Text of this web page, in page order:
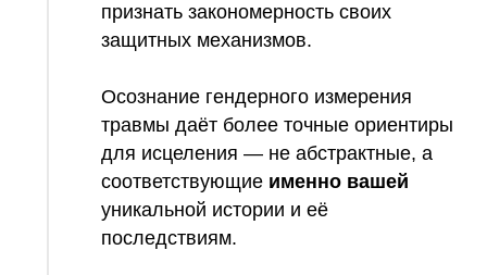
признать закономерность своих
защитных механизмов.
Осознание гендерного измерения
травмы даёт более точные ориентиры
для исцеления — не абстрактные, а
соответствующие именно вашей
уникальной истории и её
последствиям.